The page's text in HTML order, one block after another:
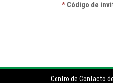
Código de
Centro de Contacto